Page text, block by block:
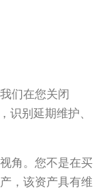
们在您关闭
别延期维护、
角。您不是在买
，该资产具有维